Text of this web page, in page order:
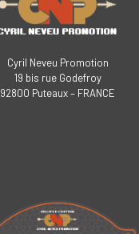
Cyril Neveu Promotion
19 bis rue Godefroy
92800 Puteaux – FRANCE